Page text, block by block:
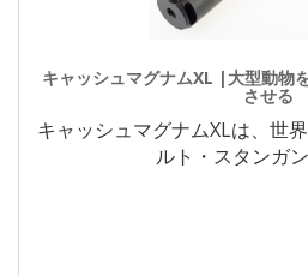
キャッシュマグナムXL |大型動物
させる
キャッシュマグナムXLは、世
ルト・スタンガン